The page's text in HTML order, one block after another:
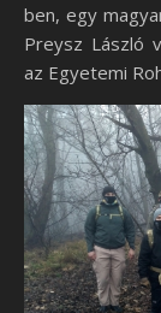
ben, egy
Preysz László
az Egyetemi